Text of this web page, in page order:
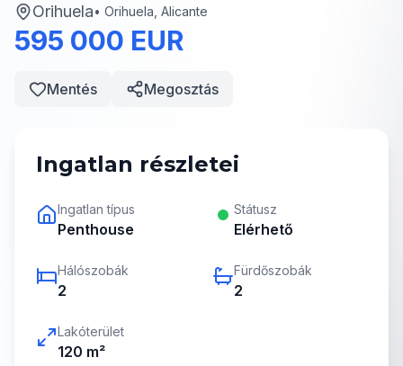
Orihuela• Orihuela, Alicante
595 000 EUR
Mentés Megosztás
Ingatlan részletei
Ingatlan típus
Penthouse
Státusz
Elérhető
Hálószobák
2
Fürdőszobák
2
Lakóterület
120 m²